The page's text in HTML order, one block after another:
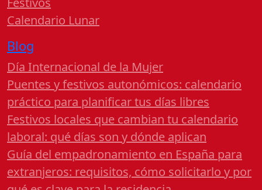
Calendario Lunar
Blog
Día Internacional de la Mujer
Puentes y festivos autonómicos: calendario
práctico para planificar tus días libres
Festivos locales que cambian tu calendario
laboral: qué días son y dónde aplican
Guía del empadronamiento en España para
extranjeros: requisitos, cómo solicitarlo y por